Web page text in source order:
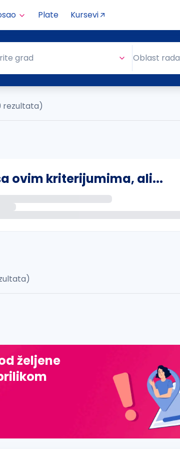
Plate Kursevi
grad Oblast rada
rezultata)
ovim kriterijumima, ali...
đ, ž, dž)
željene